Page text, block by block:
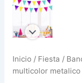
Inicio / Fiesta /
multicolor metalico